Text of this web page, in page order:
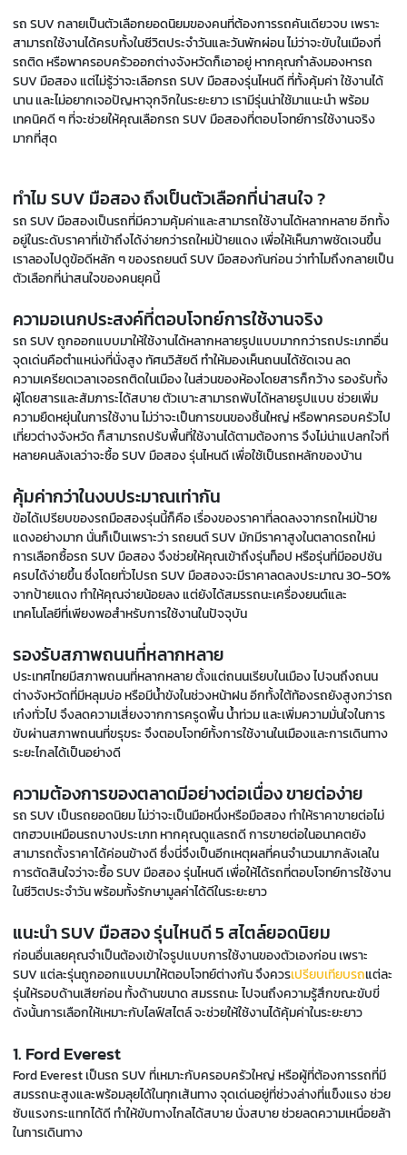
รถ SUV กลายเป็นตัวเลือกยอดนิยมของคนที่ต้องการรถคันเดียวจบ เพราะ
สามารถใช้งานได้ครบทั้งในชีวิตประจำวันและวันพักผ่อน ไม่ว่าจะขับในเมืองที่
รถติด หรือพาครอบครัวออกต่างจังหวัดก็เอาอยู่ หากคุณกำลังมองหารถ
SUV มือสอง แต่ไม่รู้ว่าจะเลือกรถ SUV มือสองรุ่นไหนดี ที่ทั้งคุ้มค่า ใช้งานได้
นาน และไม่อยากเจอปัญหาจุกจิกในระยะยาว เรามีรุ่นน่าใช้มาแนะนำ พร้อม
เทคนิคดี ๆ ที่จะช่วยให้คุณเลือกรถ SUV มือสองที่ตอบโจทย์การใช้งานจริง
มากที่สุด
ทำไม SUV มือสอง ถึงเป็นตัวเลือกที่น่าสนใจ ?
รถ SUV มือสองเป็นรถที่มีความคุ้มค่าและสามารถใช้งานได้หลากหลาย อีกทั้ง
อยู่ในระดับราคาที่เข้าถึงได้ง่ายกว่ารถใหม่ป้ายแดง เพื่อให้เห็นภาพชัดเจนขึ้น
เราลองไปดูข้อดีหลัก ๆ ของรถยนต์ SUV มือสองกันก่อน ว่าทำไมถึงกลายเป็น
ตัวเลือกที่น่าสนใจของคนยุคนี้
ความอเนกประสงค์ที่ตอบโจทย์การใช้งานจริง
รถ SUV ถูกออกแบบมาให้ใช้งานได้หลากหลายรูปแบบมากกว่ารถประเภทอื่น
จุดเด่นคือตำแหน่งที่นั่งสูง ทัศนวิสัยดี ทำให้มองเห็นถนนได้ชัดเจน ลด
ความเครียดเวลาเจอรถติดในเมือง ในส่วนของห้องโดยสารก็กว้าง รองรับทั้ง
ผู้โดยสารและสัมภาระได้สบาย ตัวเบาะสามารถพับได้หลายรูปแบบ ช่วยเพิ่ม
ความยืดหยุ่นในการใช้งาน ไม่ว่าจะเป็นการขนของชิ้นใหญ่ หรือพาครอบครัวไป
เที่ยวต่างจังหวัด ก็สามารถปรับพื้นที่ใช้งานได้ตามต้องการ จึงไม่น่าแปลกใจที่
หลายคนลังเลว่าจะซื้อ SUV มือสอง รุ่นไหนดี เพื่อใช้เป็นรถหลักของบ้าน
คุ้มค่ากว่าในงบประมาณเท่ากัน
ข้อได้เปรียบของรถมือสองรุ่นนี้ก็คือ เรื่องของราคาที่ลดลงจากรถใหม่ป้าย
แดงอย่างมาก นั่นก็เป็นเพราะว่า รถยนต์ SUV มักมีราคาสูงในตลาดรถใหม่
การเลือกซื้อรถ SUV มือสอง จึงช่วยให้คุณเข้าถึงรุ่นท็อป หรือรุ่นที่มีออปชัน
ครบได้ง่ายขึ้น ซึ่งโดยทั่วไปรถ SUV มือสองจะมีราคาลดลงประมาณ 30-50%
จากป้ายแดง ทำให้คุณจ่ายน้อยลง แต่ยังได้สมรรถนะเครื่องยนต์และ
เทคโนโลยีที่เพียงพอสำหรับการใช้งานในปัจจุบัน
รองรับสภาพถนนที่หลากหลาย
ประเทศไทยมีสภาพถนนที่หลากหลาย ตั้งแต่ถนนเรียบในเมือง ไปจนถึงถนน
ต่างจังหวัดที่มีหลุมบ่อ หรือมีน้ำขังในช่วงหน้าฝน อีกทั้งใต้ท้องรถยังสูงกว่ารถ
เก๋งทั่วไป จึงลดความเสี่ยงจากการครูดพื้น น้ำท่วม และเพิ่มความมั่นใจในการ
ขับผ่านสภาพถนนที่ขรุขระ จึงตอบโจทย์ทั้งการใช้งานในเมืองและการเดินทาง
ระยะไกลได้เป็นอย่างดี
ความต้องการของตลาดมีอย่างต่อเนื่อง ขายต่อง่าย
รถ SUV เป็นรถยอดนิยม ไม่ว่าจะเป็นมือหนึ่งหรือมือสอง ทำให้ราคาขายต่อไม่
ตกฮวบเหมือนรถบางประเภท หากคุณดูแลรถดี การขายต่อในอนาคตยัง
สามารถตั้งราคาได้ค่อนข้างดี ซึ่งนี่จึงเป็นอีกเหตุผลที่คนจำนวนมากลังเลใน
การตัดสินใจว่าจะซื้อ SUV มือสอง รุ่นไหนดี เพื่อให้ได้รถที่ตอบโจทย์การใช้งาน
ในชีวิตประจำวัน พร้อมทั้งรักษามูลค่าได้ดีในระยะยาว
แนะนำ SUV มือสอง รุ่นไหนดี 5 สไตล์ยอดนิยม
ก่อนอื่นเลยคุณจำเป็นต้องเข้าใจรูปแบบการใช้งานของตัวเองก่อน เพราะ
SUV แต่ละรุ่นถูกออกแบบมาให้ตอบโจทย์ต่างกัน จึงควรเปรียบเทียบรถแต่ละ
รุ่นให้รอบด้านเสียก่อน ทั้งด้านขนาด สมรรถนะ ไปจนถึงความรู้สึกขณะขับขี่
ดังนั้นการเลือกให้เหมาะกับไลฟ์สไตล์ จะช่วยให้ใช้งานได้คุ้มค่าในระยะยาว
1. Ford Everest
Ford Everest เป็นรถ SUV ที่เหมาะกับครอบครัวใหญ่ หรือผู้ที่ต้องการรถที่มี
สมรรถนะสูงและพร้อมลุยได้ในทุกเส้นทาง จุดเด่นอยู่ที่ช่วงล่างที่แข็งแรง ช่วย
ซับแรงกระแทกได้ดี ทำให้ขับทางไกลได้สบาย นั่งสบาย ช่วยลดความเหนื่อยล้า
ในการเดินทาง